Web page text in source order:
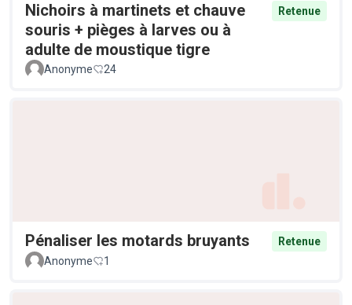
Nichoirs à martinets et chauve
souris + pièges à larves ou à
adulte de moustique tigre
Retenue
Anonyme 24
Pénaliser les motards bruyants
Retenue
Anonyme
1